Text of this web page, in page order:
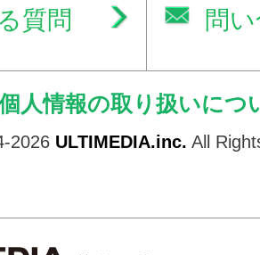
質問 問
人情報の取り扱いにつ
2026 ULTIMEDIA.inc. All